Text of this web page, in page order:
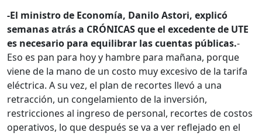
-El ministro de Economía, Danilo Astori, explicó
semanas atrás a CRÓNICAS que el excedente de UTE
es necesario para equilibrar las cuentas públicas.-
Eso es pan para hoy y hambre para mañana, porque
viene de la mano de un costo muy excesivo de la tarifa
eléctrica. A su vez, el plan de recortes llevó a una
retracción, un congelamiento de la inversión,
restricciones al ingreso de personal, recortes de costos
operativos, lo que después se va a ver reflejado en el